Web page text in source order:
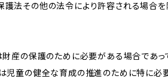
護法その他の法令により許容される場合
財産の保護のために必要がある場合であ
は児童の健全な育成の推進のために特に